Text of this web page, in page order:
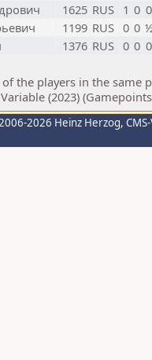
1625 RUS 1 0 0
1199 RUS 0 0
1376 RUS 0 0 0
the players in the same
(2023)
2026 Heinz Herzog,